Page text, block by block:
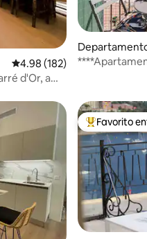
Calificación promedio: 4.98
4.98 (182)
d'Or, a
De los
Favorito